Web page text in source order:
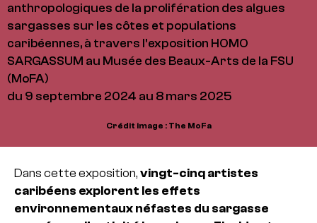
anthropologiques de la prolifération des algues
sargasses sur les côtes et populations
caribéennes, à travers l’exposition HOMO
SARGASSUM au Musée des Beaux-Arts de la FSU
(MoFA)
du 9 septembre 2024 au 8 mars 2025
Crédit image : The MoFa
Dans cette exposition, vingt-cinq artistes
caribéens explorent les effets
environnementaux néfastes du sargasse